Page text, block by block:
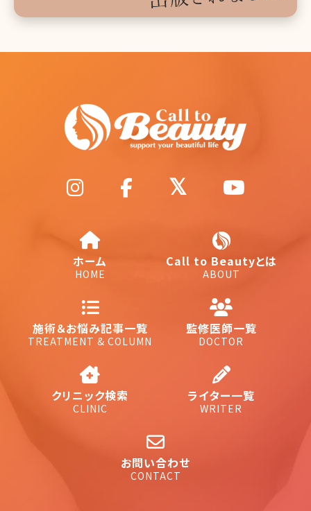
ホーム
HOME
Call to Beautyとは
ABOUT
施術＆お悩み記事一覧
TREATMENT & COLUMN
監修医師一覧
DOCTOR
クリニック検索
CLINIC
ライター一覧
WRITER
お問い合わせ
CONTACT